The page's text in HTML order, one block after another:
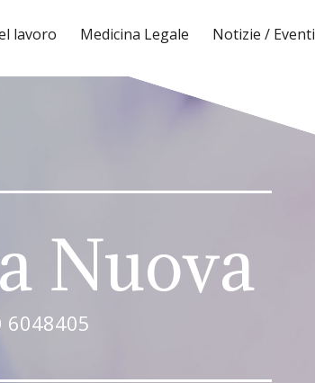
lavoro Medicina Legale Notizie / Eventi
Nuova
6048405